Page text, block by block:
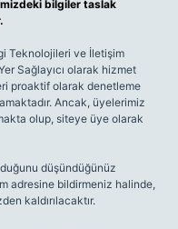
bilgiler taslak
Teknolojileri ve İletişim
Sağlayıcı olarak hizmet
proaktif olarak denetleme
Ancak, üyelerimiz
olup, siteye üye olarak
düşündüğünüz
adresine bildirmeniz halinde,
kaldırılacaktır.